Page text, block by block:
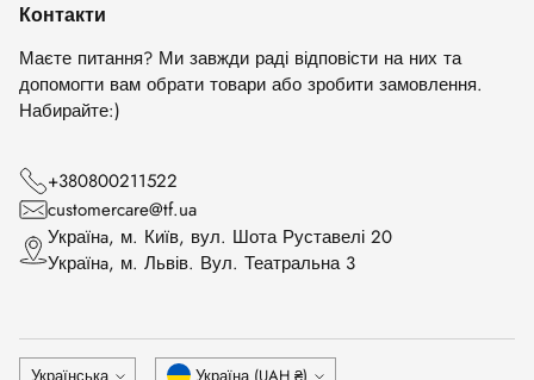
Контакти
Маєте питання? Ми завжди раді відповісти на них та
допомогти вам обрати товари або зробити замовлення.
Набирайте:)
+380800211522
customercare@tf.ua
Українa, м. Київ, вул. Шота Руставелі 20
Українa, м. Львів. Вул. Театральна 3